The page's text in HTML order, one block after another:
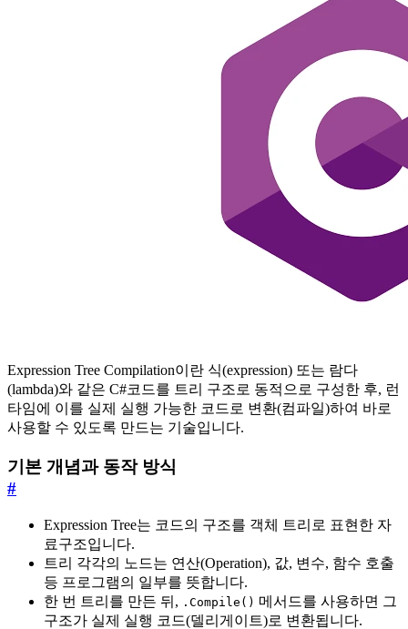
Expression Tree Compilation이란 식(expression) 또는 람다
(lambda)와 같은 C#코드를 트리 구조로 동적으로 구성한 후, 런
타임에 이를 실제 실행 가능한 코드로 변환(컴파일)하여 바로
사용할 수 있도록 만드는 기술입니다.
기본 개념과 동작 방식
#
Expression Tree는 코드의 구조를 객체 트리로 표현한 자
료구조입니다.
트리 각각의 노드는 연산(Operation), 값, 변수, 함수 호출
등 프로그램의 일부를 뜻합니다.
한 번 트리를 만든 뒤, .Compile() 메서드를 사용하면 그
구조가 실제 실행 코드(델리게이트)로 변환됩니다.